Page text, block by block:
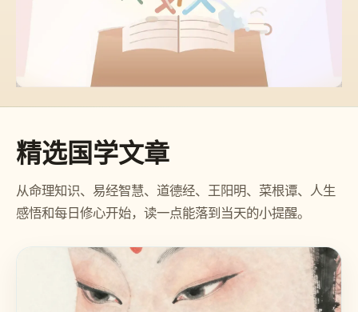
精选国学文章
从命理知识、易经智慧、道德经、王阳明、菜根谭、人生
感悟和每日修心开始，读一点能落到当天的小提醒。